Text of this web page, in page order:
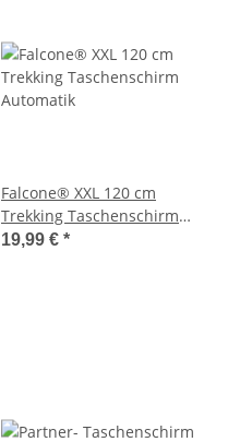
Falcone® XXL 120 cm
Trekking Taschenschirm
Automatik
19,99 € *